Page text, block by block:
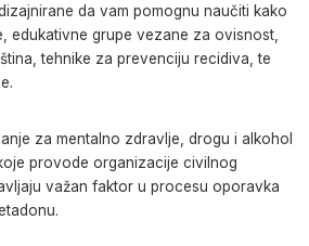
da vam pomognu naučiti kako
edukativne grupe vezane za ovisnost,
tehnike za prevenciju recidiva, te
za mentalno zdravlje, drogu i alkohol
provode organizacije civilnog
važan faktor u procesu oporavka